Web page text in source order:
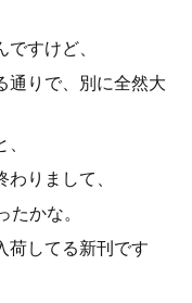
すけど、
通りで、別に全然大
りまして、
かな。
荷してる新刊です